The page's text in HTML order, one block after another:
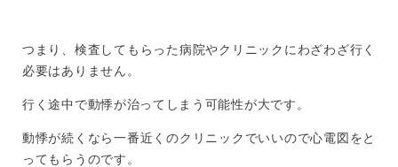
つまり、検査してもらった病院やクリニックにわざわざ行く
必要はありません。
行く途中で動悸が治ってしまう可能性が大です。
動悸が続くなら一番近くのクリニックでいいので心電図をと
ってもらうのです。